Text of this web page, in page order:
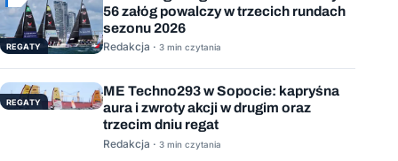
REGATY
56 załóg powalczy w trzecich rundach
sezonu 2026
Redakcja · 3 min czytania
REGATY
ME Techno293 w Sopocie: kapryśna
aura i zwroty akcji w drugim oraz
trzecim dniu regat
Redakcja · 3 min czytania